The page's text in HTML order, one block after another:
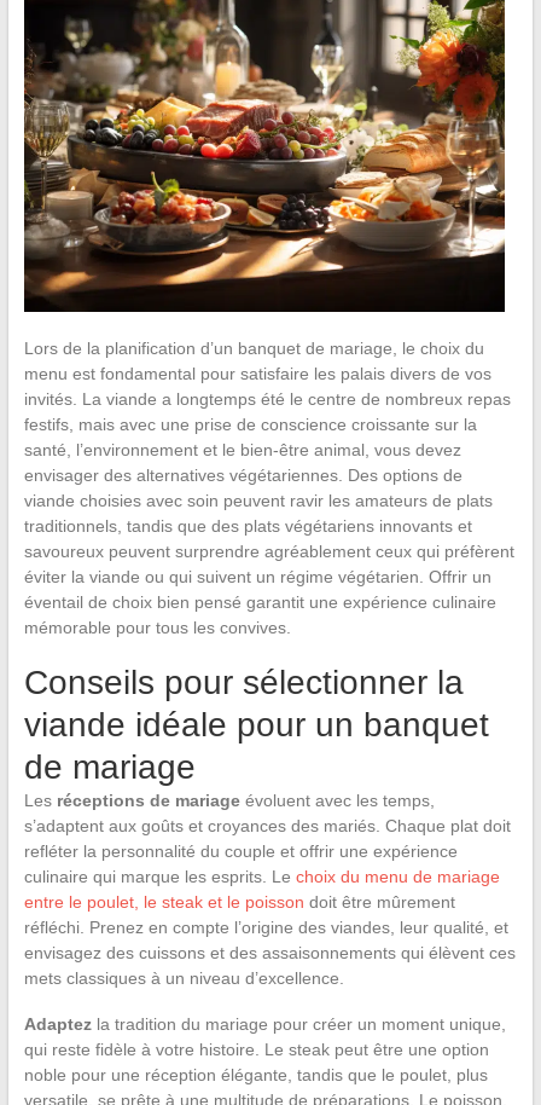
Lors de la planification d’un banquet de mariage, le choix du
menu est fondamental pour satisfaire les palais divers de vos
invités. La viande a longtemps été le centre de nombreux repas
festifs, mais avec une prise de conscience croissante sur la
santé, l’environnement et le bien-être animal, vous devez
envisager des alternatives végétariennes. Des options de
viande choisies avec soin peuvent ravir les amateurs de plats
traditionnels, tandis que des plats végétariens innovants et
savoureux peuvent surprendre agréablement ceux qui préfèrent
éviter la viande ou qui suivent un régime végétarien. Offrir un
éventail de choix bien pensé garantit une expérience culinaire
mémorable pour tous les convives.
Conseils pour sélectionner la
viande idéale pour un banquet
de mariage
Les réceptions de mariageévoluent avec les temps,
s’adaptent aux goûts et croyances des mariés. Chaque plat doit
refléter la personnalité du couple et offrir une expérience
culinaire qui marque les esprits. Le choix du menu de mariage
entre le poulet, le steak et le poisson doit être mûrement
réfléchi. Prenez en compte l’origine des viandes, leur qualité, et
envisagez des cuissons et des assaisonnements qui élèvent ces
mets classiques à un niveau d’excellence.
Adaptezla tradition du mariage pour créer un moment unique,
qui reste fidèle à votre histoire. Le steak peut être une option
noble pour une réception élégante, tandis que le poulet, plus
versatile, se prête à une multitude de préparations. Le poisson,